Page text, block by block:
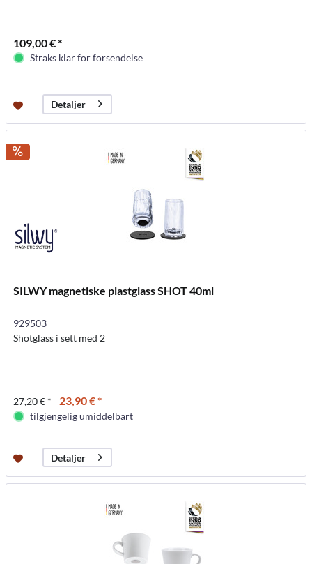
109,00 € *
Straks klar for forsendelse
Detaljer
SILWY magnetiske plastglass SHOT 40ml
929503
Shotglass i sett med 2
27,20 € * 23,90 € *
tilgjengelig umiddelbart
Detaljer